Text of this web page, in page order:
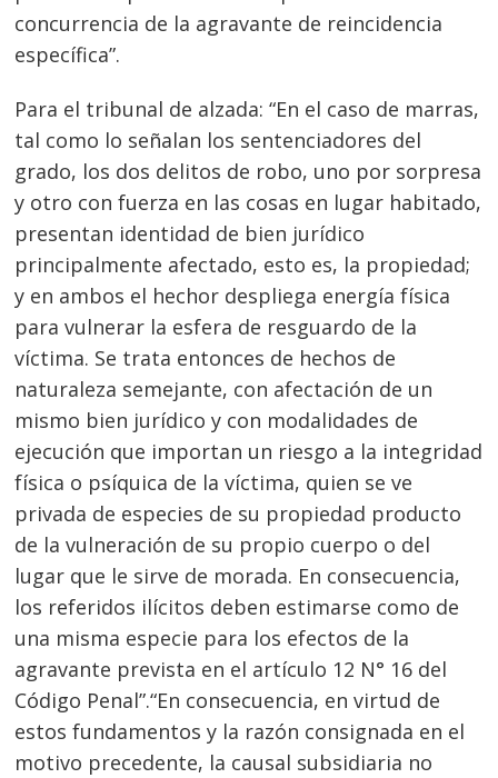
concurrencia de la agravante de reincidencia
específica”.
Para el tribunal de alzada: “En el caso de marras,
tal como lo señalan los sentenciadores del
grado, los dos delitos de robo, uno por sorpresa
y otro con fuerza en las cosas en lugar habitado,
presentan identidad de bien jurídico
principalmente afectado, esto es, la propiedad;
y en ambos el hechor despliega energía física
para vulnerar la esfera de resguardo de la
víctima. Se trata entonces de hechos de
naturaleza semejante, con afectación de un
mismo bien jurídico y con modalidades de
ejecución que importan un riesgo a la integridad
física o psíquica de la víctima, quien se ve
privada de especies de su propiedad producto
de la vulneración de su propio cuerpo o del
lugar que le sirve de morada. En consecuencia,
los referidos ilícitos deben estimarse como de
una misma especie para los efectos de la
agravante prevista en el artículo 12 N° 16 del
Código Penal”.“En consecuencia, en virtud de
estos fundamentos y la razón consignada en el
motivo precedente, la causal subsidiaria no
Navegación
de
entradas